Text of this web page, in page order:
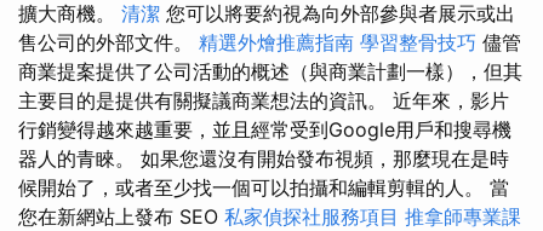
擴大商機。 清潔 您可以將要約視為向外部參與者展示或出
售公司的外部文件。 精選外燴推薦指南 學習整骨技巧 儘管
商業提案提供了公司活動的概述（與商業計劃一樣），但其
主要目的是提供有關擬議商業想法的資訊。 近年來，影片
行銷變得越來越重要，並且經常受到Google用戶和搜尋機
器人的青睞。 如果您還沒有開始發布視頻，那麼現在是時
候開始了，或者至少找一個可以拍攝和編輯剪輯的人。 當
您在新網站上發布 SEO 私家偵探社服務項目 推拿師專業課